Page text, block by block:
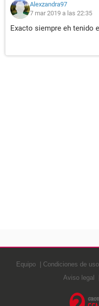
Alexzandra97
7 mar 2019 a las 22:35
Exacto siempre eh tenido
Equipo Condiciones de uso
Aviso legal